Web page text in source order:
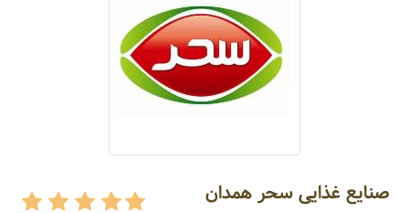
صنایع غذایی سحر همدان